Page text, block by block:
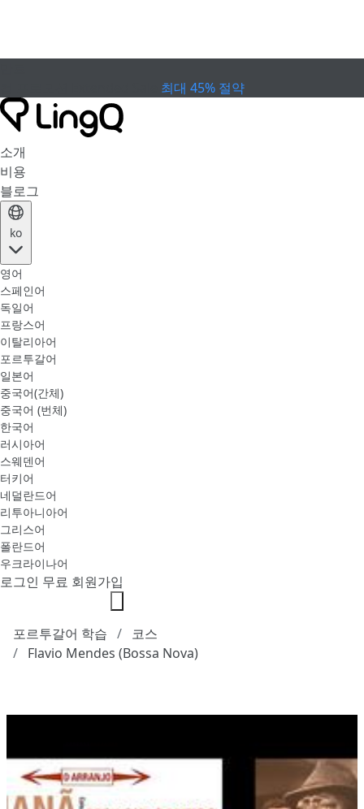
최대 45% 절약
소개
비용
블로그
ko
영어
스페인어
독일어
프랑스어
이탈리아어
포르투갈어
일본어
중국어(간체)
중국어 (번체)
한국어
러시아어
스웨덴어
터키어
네덜란드어
리투아니아어
그리스어
폴란드어
우크라이나어
로그인 무료 회원가입
포르투갈어 학습
코스
Flavio Mendes (Bossa Nova)